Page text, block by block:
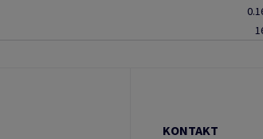
KONTAKT